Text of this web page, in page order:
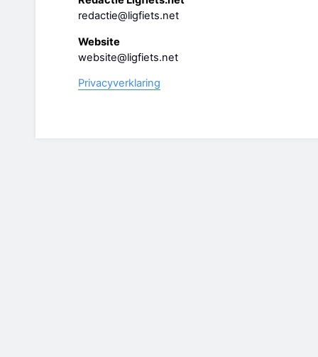
redactie@ligfiets.net
Website
website@ligfiets.net
Privacyverklaring